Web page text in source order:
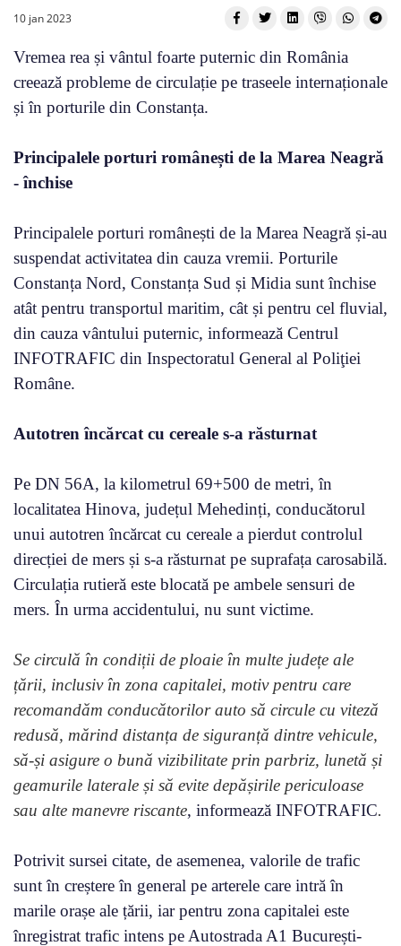
10 jan 2023
Vremea rea și vântul foarte puternic din România
creează probleme de circulație pe traseele internaționale
și în porturile din Constanța.
Principalele porturi românești de la Marea Neagră
- închise
Principalele porturi românești de la Marea Neagră și-au
suspendat activitatea din cauza vremii. Porturile
Constanța Nord, Constanța Sud și Midia sunt închise
atât pentru transportul maritim, cât și pentru cel fluvial,
din cauza vântului puternic, informează ​Centrul
INFOTRAFIC din Inspectoratul General al Poliţiei
Române.
Autotren încărcat cu cereale s-a răsturnat
Pe DN 56A, la kilometrul 69+500 de metri, în
localitatea Hinova, județul Mehedinți, conducătorul
unui autotren încărcat cu cereale a pierdut controlul
direcției de mers și s-a răsturnat pe suprafața carosabilă.
Circulația rutieră este blocată pe ambele sensuri de
mers. În urma accidentului, nu sunt victime.
Se circulă în condiții de ploaie în multe județe ale
țării, inclusiv în zona capitalei, motiv pentru care
recomandăm conducătorilor auto să circule cu viteză
redusă, mărind distanța de siguranță dintre vehicule,
să-și asigure o bună vizibilitate prin parbriz, lunetă și
geamurile laterale și să evite depășirile periculoase
sau alte manevre riscante, informează INFOTRAFIC.
Potrivit sursei citate, de asemenea, valorile de trafic
sunt în creștere în general pe arterele care intră în
marile orașe ale țării, iar pentru zona capitalei este
înregistrat trafic intens pe Autostrada A1 București-